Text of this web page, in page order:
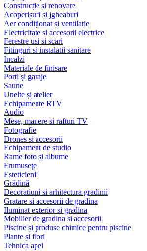
Construcție și renovare
Acoperișuri și jgheaburi
Aer condiționat și ventilație
Electricitate si accesorii electrice
Ferestre usi si scari
Fitinguri si instalatii sanitare
Incalzi
Materiale de finisare
Porți și garaje
Saune
Unelte și atelier
Echipamente RTV
Audio
Mese, manere si rafturi TV
Fotografie
Drones si accesorii
Echipament de studio
Rame foto și albume
Frumuseţe
Esteticienii
Grădină
Decoratiuni si arhitectura gradinii
Gratare si accesorii de gradina
Iluminat exterior si gradina
Mobilier de gradina si accesorii
Piscine și produse chimice pentru piscine
Plante și flori
Tehnica apei